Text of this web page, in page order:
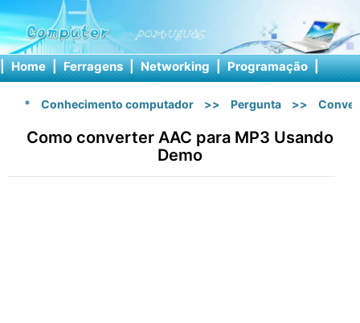
| Home | Ferragens | Networking | Programação |
* Conhecimento computador >> Pergunta >>
Como converter AAC para MP3 Usando
Demo